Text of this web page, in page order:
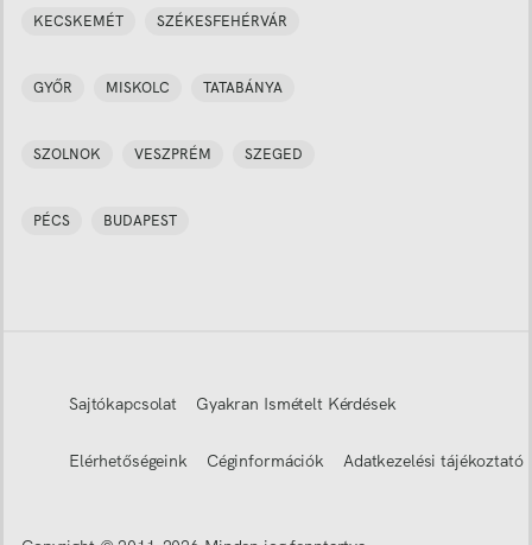
KECSKEMÉT SZÉKESFEHÉRVÁR
GYŐR MISKOLC TATABÁNYA
SZOLNOK VESZPRÉM SZEGED
PÉCS BUDAPEST
Sajtókapcsolat Gyakran Ismételt Kérdések
Elérhetőségeink Céginformációk Adatkezelési tájékoztató